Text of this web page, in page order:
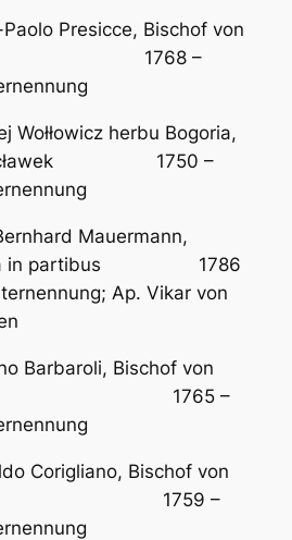
Presicce, Bischof von
1768 –
herbu Bogoria,
1750 –
Mauermann,
in partibus 1786
Ap. Vikar von
Barbaroli, Bischof von
1765 –
Corigliano, Bischof von
1759 –